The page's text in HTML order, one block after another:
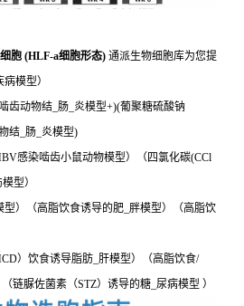
胞 (HLF-a细胞形态) 通派生物细胞库为您提
模型）
齿动物结_肠_炎模型+)(葡聚糖硫酸钠
结_肠_炎模型)
感染啮齿小鼠动物模型）（四氯化碳(CCl
型）
型）（高脂饮食诱导的肥_胖模型）（高脂饮
）饮食诱导脂肪_肝模型）（高脂饮食/
链脲佐菌素（STZ）诱导的糖_尿病模型 ）